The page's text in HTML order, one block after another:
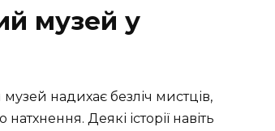
музей у
надихає безліч мистців,
Деякі історії навіть